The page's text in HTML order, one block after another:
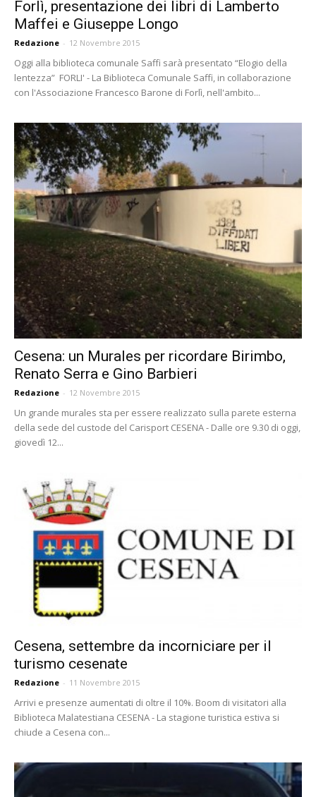
Forlì, presentazione dei libri di Lamberto
Maffei e Giuseppe Longo
Redazione - 12 Novembre 2015
Oggi alla biblioteca comunale Saffi sarà presentato “Elogio della
lentezza” FORLI' - La Biblioteca Comunale Saffi, in collaborazione
con l'Associazione Francesco Barone di Forlì, nell'ambito...
Cesena: un Murales per ricordare Birimbo,
Renato Serra e Gino Barbieri
Redazione - 12 Novembre 2015
Un grande murales sta per essere realizzato sulla parete esterna
della sede del custode del Carisport CESENA - Dalle ore 9.30 di oggi,
giovedì 12...
Cesena, settembre da incorniciare per il
turismo cesenate
Redazione - 11 Novembre 2015
Arrivi e presenze aumentati di oltre il 10%. Boom di visitatori alla
Biblioteca Malatestiana CESENA - La stagione turistica estiva si
chiude a Cesena con...